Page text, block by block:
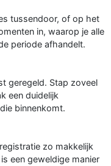
tussendoor, of op het
in, waarop je alle
periode afhandelt.
geregeld. Stap zoveel
een duidelijk
binnenkomt.
zo makkelijk
een geweldige manier